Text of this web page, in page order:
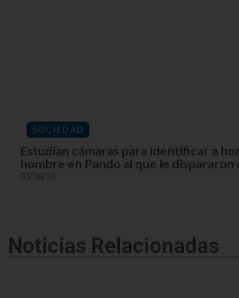
SOCIEDAD
Estudian cámaras para identificar a
hombre en Pando al que le dispararon
03/08/26
Noticias Relacionadas